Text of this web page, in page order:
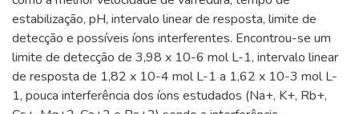
estabilização, pH, intervalo linear de resposta, limite de
detecção e possíveis íons interferentes. Encontrou-se um
limite de detecção de 3,98 x 10-6 mol L-1, intervalo linear
de resposta de 1,82 x 10-4 mol L-1 a 1,62 x 10-3 mol L-
1, pouca interferência dos íons estudados (Na+, K+, Rb+,